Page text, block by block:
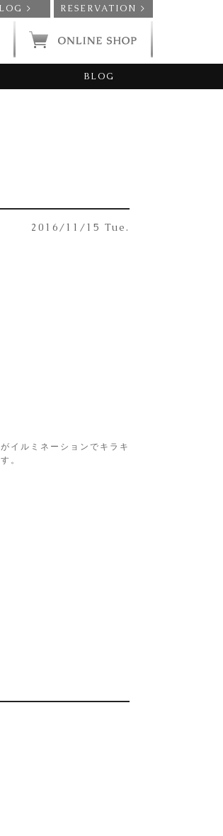
> RESERVATION >
BLOG
2016/11/15 Tue.
イルミネーションでキラキ
。